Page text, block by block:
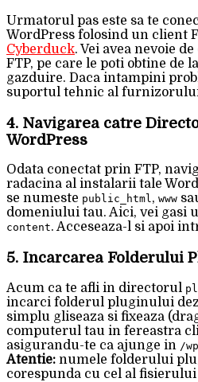
Urmatorul pas este sa te
WordPress folosind un client
Cyberduck. Vei avea nevoie
FTP, pe care le poti obtine de
gazduire. Daca intampini
suportul tehnic al
4. Navigarea catre
WordPress
Odata conectat prin FTP,
radacina al instalarii tale
se numeste public_html, www
domeniului tau. Aici, vei gasi
content. Acceseaza-l si apoi
5. Incarcarea Folderului
Acum ca te afli in directorul
incarci folderul pluginului
simplu gliseaza si fixeaza
computerul tau in fereastra
asigurandu-te ca ajunge in /
Atentie: numele folderului
corespunda cu cel al